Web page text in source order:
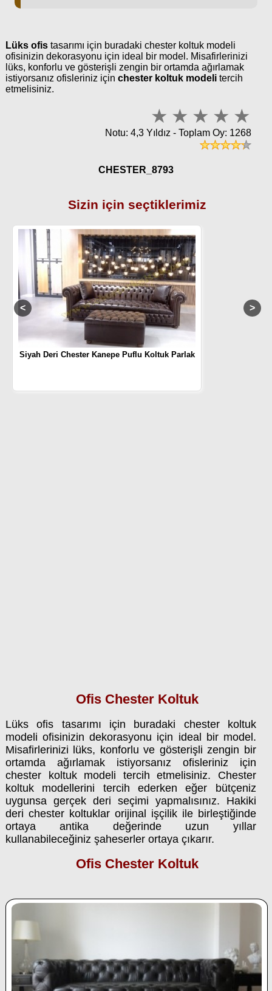
Lüks ofistasarımı için buradaki chester koltuk modeli
ofisinizin dekorasyonu için ideal bir model. Misafirlerinizi
lüks, konforlu ve gösterişli zengin bir ortamda ağırlamak
istiyorsanız ofisleriniz için chester koltuk modelitercih
etmelisiniz.
Notu: 4,3 Yıldız - Toplam Oy: 1268
CHESTER_8793
Sizin için seçtiklerimiz
Siyah Deri Chester Kanepe Puflu Koltuk Parlak
Ofis Chester Koltuk
Lüks ofis tasarımı için buradaki chester koltuk
modeli ofisinizin dekorasyonu için ideal bir model.
Misafirlerinizi lüks, konforlu ve gösterişli zengin bir
ortamda ağırlamak istiyorsanız ofisleriniz için
chester koltuk modeli tercih etmelisiniz. Chester
koltuk modellerini tercih ederken eğer bütçeniz
uygunsa gerçek deri seçimi yapmalısınız. Hakiki
deri chester koltuklar orijinal işçilik ile birleştiğinde
ortaya antika değerinde uzun yıllar
kullanabileceğiniz şaheserler ortaya çıkarır.
Ofis Chester Koltuk